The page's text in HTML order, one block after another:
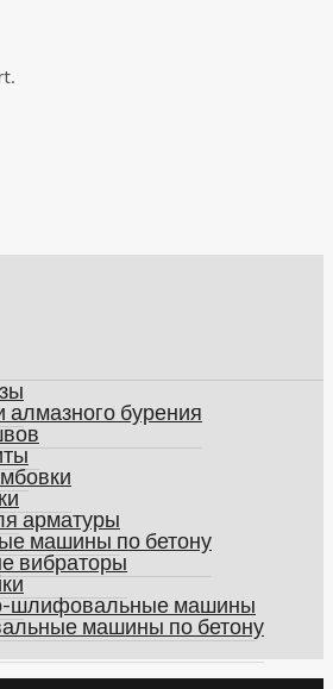
алмазного бурения
арматуры
машины по бетону
вибраторы
шлифовальные машины
машины по бетону